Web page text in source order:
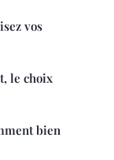
vos
le choix
bien